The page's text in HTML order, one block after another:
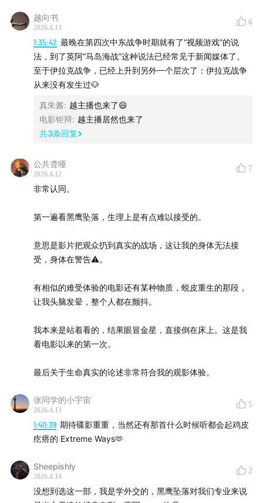
部落认同大于国家认同
联合国派兵
艾迪德反联合国反美
交战规则
美军空袭失误
克林顿撤军
为未曾干预卢旺达道歉
美苏冷战牺牲品
00:22:58 电影的政治争议
电影中平民的伤亡
美军和平民的互动
微妙的意识形态表达
谢绝煽情
五角大楼的支持
一种公关逻辑
不抛弃任何战友
个体英雄取代政治考量
代表性不足
战场上的身体本能
古典时代的正邪对立、英雄叙事
朝越二战的深刻反思
越向书
2026.4.13
6
1:35:42 最晚在第四次中东战争时期就有了“视频游戏”的说
法，到了英阿“马岛海战”这种说法已经常见于新闻媒体了。
至于伊拉克战争，已经上升到另外一个层次了：伊拉克战争
从来没有发生过🐶
真朱酱: 越主播也来了😄
电影钜辩: 越主播居然也来了
共3条回复
公共聋哑
2026.4.12
7
非常认同。
第一遍看黑鹰坠落，生理上是有点难以接受的。
意思是影片把观众扔到真实的战场，这让我的身体无法接
受，身体在警告⚠️。
有相似的难受体验的电影还有某种物质，蜕皮重生的那段，
让我头脑发晕，整个人都在颤抖。
我本来是站着看的，结果眼冒金星，直接倒在床上。这是我
看电影以来的第一次。
最后关于生命真实的论述非常符合我的观影体验。
张同学的小宇宙
2026.4.13
5
1:40:39 期待碟影重重，当然还有那首什么时候听都会起鸡皮
疙瘩的 Extreme Ways🫶
Sheepishly
2026.4.14
2
没想到选这一部，我是学外交的，黑鹰坠落对我们专业来说